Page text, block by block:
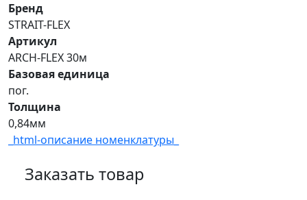
Бренд
STRAIT-FLEX
Артикул
ARCH-FLEX 30м
Базовая единица
пог.
Толщина
0,84мм
_html-описание номенклатуры_
Заказать товар